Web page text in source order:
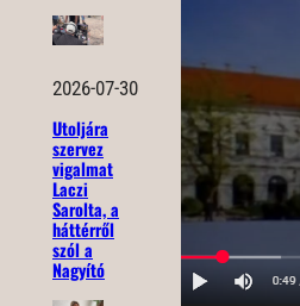
2026-07-30
Utoljára
szervez
vigalmat
Laczi
Sarolta, a
háttérről
szól a
Nagyító